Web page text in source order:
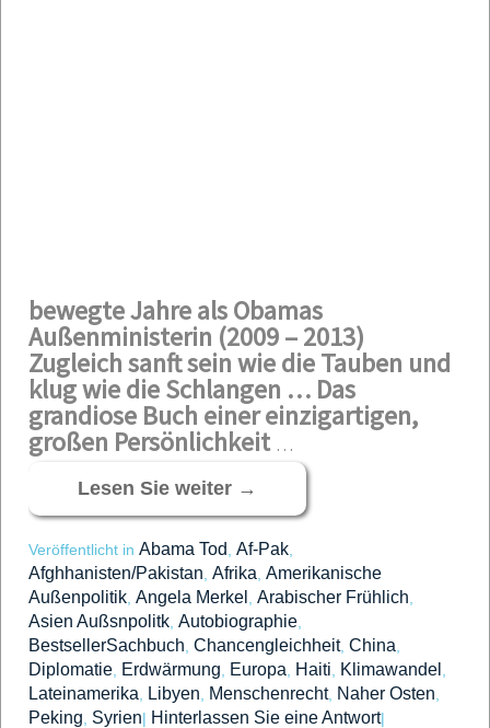
bewegte Jahre als Obamas
Außenministerin (2009 – 2013)
Zugleich sanft sein wie die Tauben und
klug wie die Schlangen … Das
grandiose Buch einer einzigartigen,
großen Persönlichkeit …
Lesen Sie weiter →
Veröffentlicht in Abama Tod Af-Pak
Afghhanisten/Pakistan Afrika Amerikanische
Außenpolitik Angela Merkel Arabischer Frühlich
Asien Außsnpolitk Autobiographie
BestsellerSachbuch Chancengleichheit, China
Diplomatie Erdwärmung Europa Haiti Klimawandel
Lateinamerika Libyen Menschenrecht, Naher Osten
Peking Syrien| Hinterlassen Sie eine Antwort|